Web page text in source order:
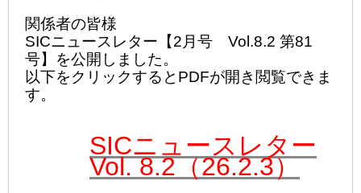
関係者の皆様
SICニュースレター【2月号 Vol.8.2 第81
号】を公開しました。
以下をクリックするとPDFが開き閲覧できま
す。
SICニュースレター
Vol. 8.2（26.2.3）